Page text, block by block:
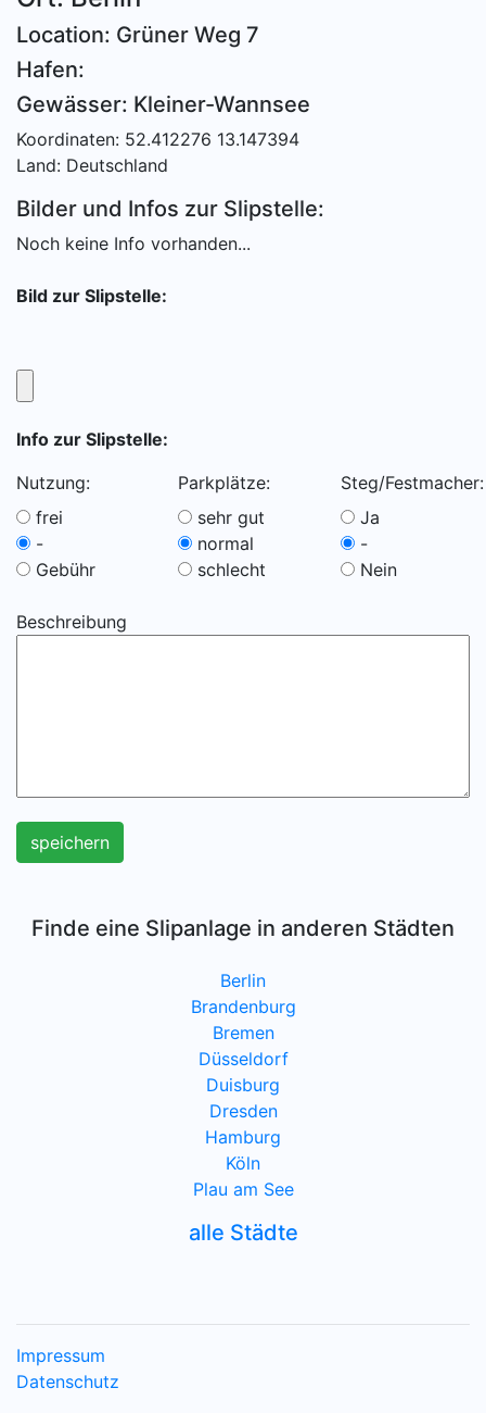
Location: Grüner Weg 7
Hafen:
Gewässer: Kleiner-Wannsee
Koordinaten: 52.412276 13.147394
Land: Deutschland
Bilder und Infos zur Slipstelle:
Noch keine Info vorhanden...
Bild zur Slipstelle:
Info zur Slipstelle:
Nutzung:
frei
-
Gebühr
Parkplätze:
sehr gut
normal
schlecht
Steg/Festmacher:
Ja
-
Nein
Beschreibung
speichern
Finde eine Slipanlage in anderen Städten
Berlin
Brandenburg
Bremen
Düsseldorf
Duisburg
Dresden
Hamburg
Köln
Plau am See
alle Städte
Impressum
Datenschutz